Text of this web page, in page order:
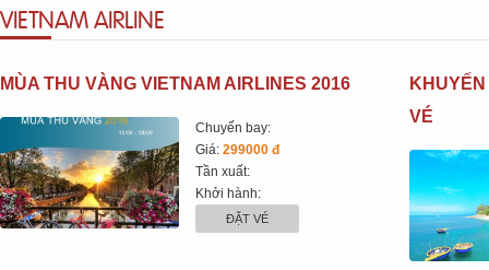
VIETNAM AIRLINE
MÙA THU VÀNG VIETNAM AIRLINES 2016
Chuyến bay:
Giá: 299000 đ
Tần xuất:
Khởi hành:
ĐẶT VÉ
VÉ